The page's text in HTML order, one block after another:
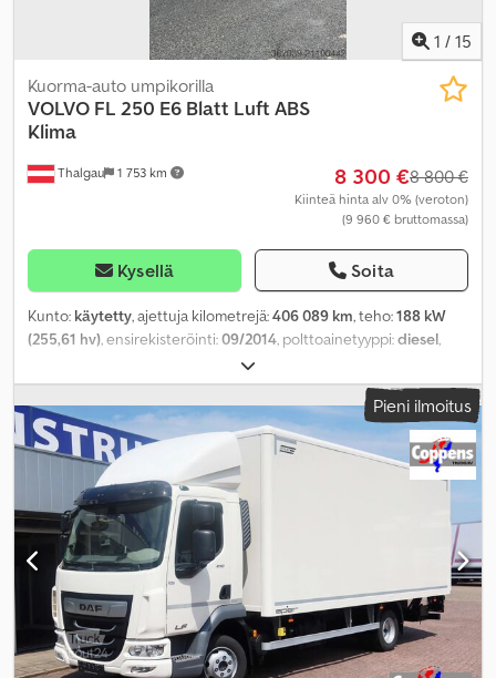
ikkunansäätö, sähkötoiminen peili, takalaitanostin, tehostettu
ohjaus, täydellinen huoltohistoria, vakionopeudensäädin, 1 / 15
Thalgau 1 753 km
Kuorma-auto umpikorilla
VOLVO FL 250 E6 Blatt Luft ABS
Klima
8 300 €8 800 €
Kiinteä hinta alv 0% (veroton)
(9 960 € bruttomassa)
Kysellä Soita
Kunto: käytetty, ajettuja kilometrejä:406 089 km, teho:188 kW
(255,61 hv), ensirekisteröinti:09/2014, polttoainetyyppi:diesel,
, akselikokoonpano:
tarkastus (TÜV):09/2024, väri:valkoinen, vaihteistotyyppi:
automaattinen, päästöluokka:Euro 6, kuormatilan pituus: 7 400
mm, lastitilan leveys: 2 480 mm, kuormatilan korkeus:2 450 mm,
Valmistusvuosi:2014
ABS, ilmastointi,
pysäköintilämmitin, takalaitanostin
Pieni ilmoitus